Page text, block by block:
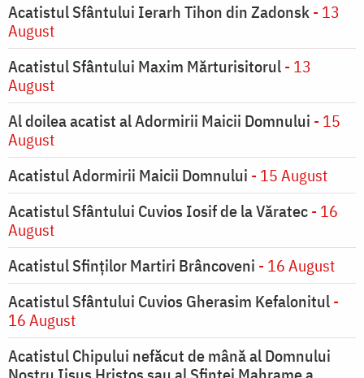
Acatistul Sfântului Ierarh Tihon din Zadonsk- 13
August
Acatistul Sfântului Maxim Mărturisitorul- 13
August
Al doilea acatist al Adormirii Maicii Domnului - 15
August
Acatistul Adormirii Maicii Domnului - 15 August
Acatistul Sfântului Cuvios Iosif de la Văratec- 16
August
Acatistul Sfinților Martiri Brâncoveni - 16 August
Acatistul Sfântului Cuvios Gherasim Kefalonitul-
16 August
Acatistul Chipului nefăcut de mână al Domnului